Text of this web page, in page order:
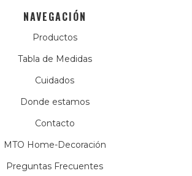
NAVEGACIÓN
Productos
Tabla de Medidas
Cuidados
Donde estamos
Contacto
MTO Home-Decoración
Preguntas Frecuentes